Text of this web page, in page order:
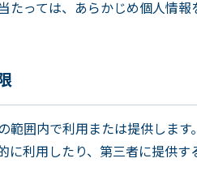
たっては、あらかじめ個人情
範囲内で利用または提供しま
利用したり、第三者に提供す